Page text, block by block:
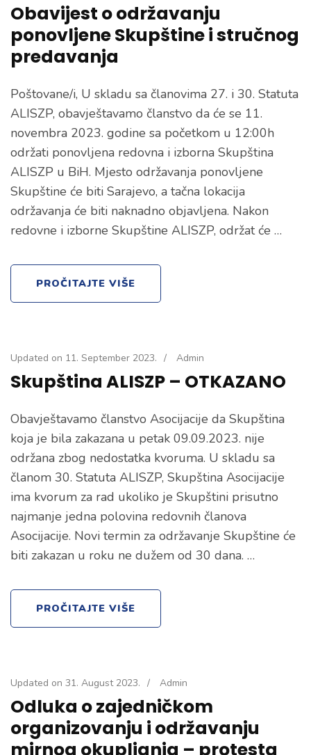
Obavijest o održavanju
ponovljene Skupštine i stručnog
predavanja
Poštovane/i, U skladu sa članovima 27. i 30. Statuta
ALISZP, obavještavamo članstvo da će se 11.
novembra 2023. godine sa početkom u 12:00h
održati ponovljena redovna i izborna Skupština
ALISZP u BiH. Mjesto održavanja ponovljene
Skupštine će biti Sarajevo, a tačna lokacija
održavanja će biti naknadno objavljena. Nakon
redovne i izborne Skupštine ALISZP, održat će …
PROČITAJTE VIŠE
Updated on 11. September 2023. / Admin
Skupština ALISZP – OTKAZANO
Obavještavamo članstvo Asocijacije da Skupština
koja je bila zakazana u petak 09.09.2023. nije
održana zbog nedostatka kvoruma. U skladu sa
članom 30. Statuta ALISZP, Skupština Asocijacije
ima kvorum za rad ukoliko je Skupštini prisutno
najmanje jedna polovina redovnih članova
Asocijacije. Novi termin za održavanje Skupštine će
biti zakazan u roku ne dužem od 30 dana. …
PROČITAJTE VIŠE
Updated on 31. August 2023. / Admin
Odluka o zajedničkom
organizovanju i održavanju
mirnog okupljanja – protesta